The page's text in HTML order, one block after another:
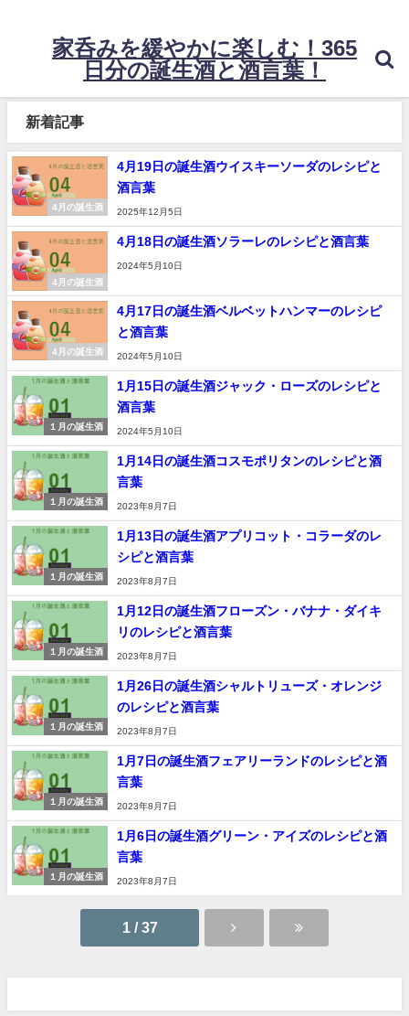
家呑みを緩やかに楽しむ！365
日分の誕生酒と酒言葉！
新着記事
4月の誕生酒
4月19日の誕生酒ウイスキーソーダのレシピと
酒言葉
2025年12月5日
4月の誕生酒
4月18日の誕生酒ソラーレのレシピと酒言葉
2024年5月10日
4月の誕生酒
4月17日の誕生酒ベルベットハンマーのレシピ
と酒言葉
2024年5月10日
１月の誕生酒
1月15日の誕生酒ジャック・ローズのレシピと
酒言葉
2024年5月10日
１月の誕生酒
1月14日の誕生酒コスモポリタンのレシピと酒
言葉
2023年8月7日
１月の誕生酒
1月13日の誕生酒アプリコット・コラーダのレ
シピと酒言葉
2023年8月7日
１月の誕生酒
1月12日の誕生酒フローズン・バナナ・ダイキ
リのレシピと酒言葉
2023年8月7日
１月の誕生酒
1月26日の誕生酒シャルトリューズ・オレンジ
のレシピと酒言葉
2023年8月7日
１月の誕生酒
1月7日の誕生酒フェアリーランドのレシピと酒
言葉
2023年8月7日
１月の誕生酒
1月6日の誕生酒グリーン・アイズのレシピと酒
言葉
2023年8月7日
1 / 37